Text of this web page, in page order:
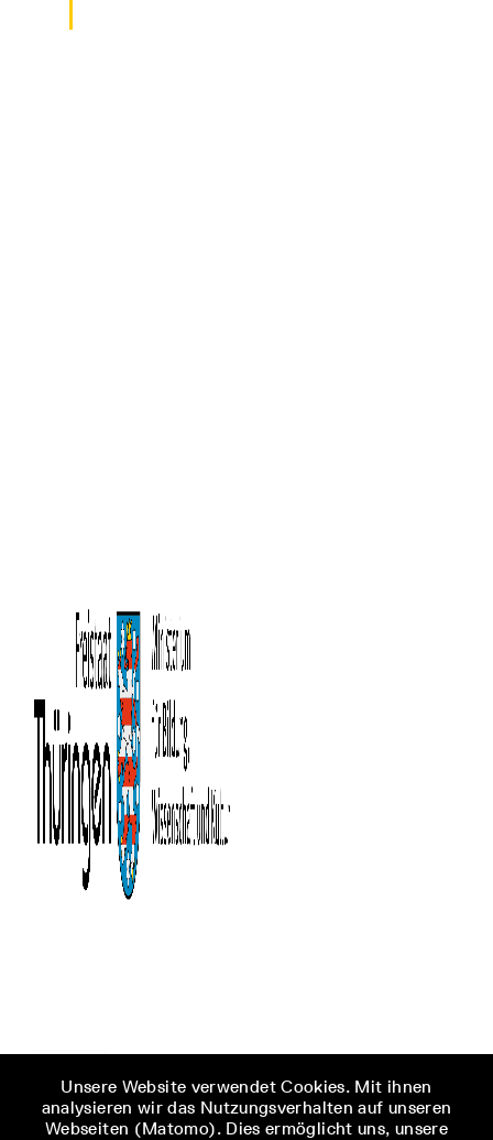
Unsere Website verwendet Cookies. Mit ihnen
analysieren wir das Nutzungsverhalten auf unseren
Webseiten (Matomo). Dies ermöglicht uns, unsere